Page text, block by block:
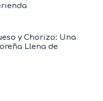
y Chorizo: Una
Llena de